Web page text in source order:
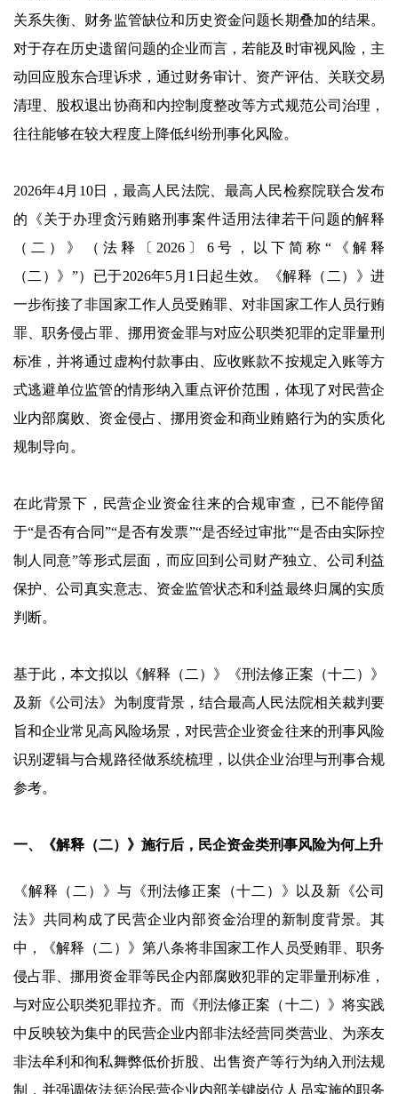
关系失衡、财务监管缺位和历史资金问题长期叠加的结果。
对于存在历史遗留问题的企业而言，若能及时审视风险，主
动回应股东合理诉求，通过财务审计、资产评估、关联交易
清理、股权退出协商和内控制度整改等方式规范公司治理，
往往能够在较大程度上降低纠纷刑事化风险。
2026年4月10日，最高人民法院、最高人民检察院联合发布
的《关于办理贪污贿赂刑事案件适用法律若干问题的解释
（二）》（法释〔2026〕6号，以下简称“《解释
（二）》”）已于2026年5月1日起生效。《解释（二）》进
一步衔接了非国家工作人员受贿罪、对非国家工作人员行贿
罪、职务侵占罪、挪用资金罪与对应公职类犯罪的定罪量刑
标准，并将通过虚构付款事由、应收账款不按规定入账等方
式逃避单位监管的情形纳入重点评价范围，体现了对民营企
业内部腐败、资金侵占、挪用资金和商业贿赂行为的实质化
规制导向。
在此背景下，民营企业资金往来的合规审查，已不能停留
于“是否有合同”“是否有发票”“是否经过审批”“是否由实际控
制人同意”等形式层面，而应回到公司财产独立、公司利益
保护、公司真实意志、资金监管状态和利益最终归属的实质
判断。
基于此，本文拟以《解释（二）》《刑法修正案（十二）》
及新《公司法》为制度背景，结合最高人民法院相关裁判要
旨和企业常见高风险场景，对民营企业资金往来的刑事风险
识别逻辑与合规路径做系统梳理，以供企业治理与刑事合规
参考。
一、《解释（二）》施行后，民企资金类刑事风险为何上升
《解释（二）》与《刑法修正案（十二）》以及新《公司
法》共同构成了民营企业内部资金治理的新制度背景。其
中，《解释（二）》第八条将非国家工作人员受贿罪、职务
侵占罪、挪用资金罪等民企内部腐败犯罪的定罪量刑标准，
与对应公职类犯罪拉齐。而《刑法修正案（十二）》将实践
中反映较为集中的民营企业内部非法经营同类营业、为亲友
非法牟利和徇私舞弊低价折股、出售资产等行为纳入刑法规
制，并强调依法惩治民营企业内部关键岗位人员实施的职务